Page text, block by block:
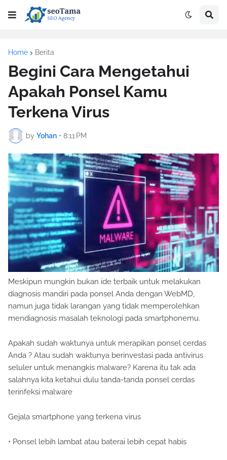
Home Berita
Begini Cara Mengetahui
Apakah Ponsel Kamu
Terkena Virus
by Yohan • 8:11 PM
Meskipun mungkin bukan ide terbaik untuk melakukan
diagnosis mandiri pada ponsel Anda dengan WebMD,
namun juga tidak larangan yang tidak memperolehkan
mendiagnosis masalah teknologi pada smartphonemu.
Apakah sudah waktunya untuk merapikan ponsel cerdas
Anda ? Atau sudah waktunya berinvestasi pada antivirus
seluler untuk menangkis malware? Karena itu tak ada
salahnya kita ketahui dulu tanda-tanda ponsel cerdas
terinfeksi malware
Gejala smartphone yang terkena virus
• Ponsel lebih lambat atau baterai lebih cepat habis